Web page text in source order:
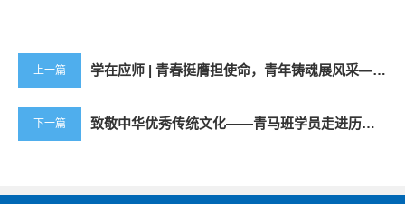
上一篇 学在应师 | 青春挺膺担使命，青年铸魂展风采——学校成功举办2025年“微团课”展示交流活动
下一篇 致敬中华优秀传统文化——青马班学员走进历届中国工艺美术大师作品回巡展